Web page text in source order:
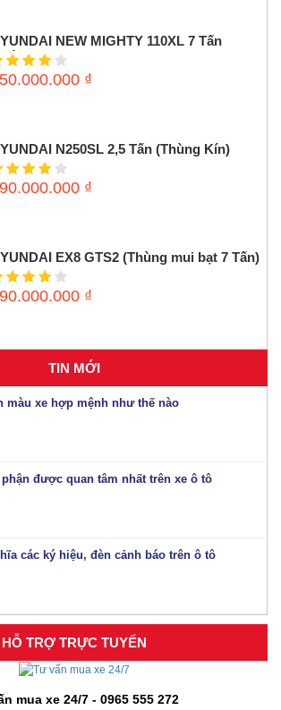
NEW MIGHTY 110XL 7 Tấn
mui bạt)
₫
N250SL 2,5 Tấn (Thùng Kín)
₫
EX8 GTS2 (Thùng mui bạt 7 Tấn)
₫
TIN MỚI
màu xe hợp mệnh như thế nào
được quan tâm nhất trên xe ô tô
các ký hiệu, đèn cảnh báo trên ô tô
HỖ TRỢ TRỰC TUYẾN
mua xe 24/7 - 0965 555 272